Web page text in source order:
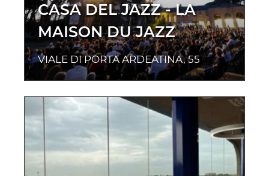
CASA DEL JAZZ - LA
MAISON DU JAZZ
VIALE DI PORTA ARDEATINA, 55